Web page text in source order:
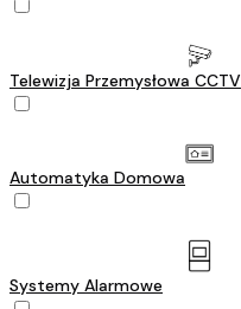
Telewizja Przemysłowa CCTV
Automatyka Domowa
Systemy Alarmowe